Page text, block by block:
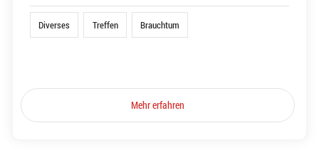
Diverses Treffen Brauchtum
Mehr erfahren